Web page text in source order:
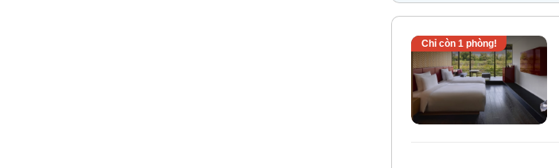
Chỉ còn 1 phòng!